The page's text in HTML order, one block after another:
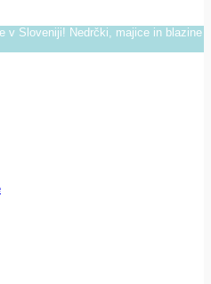
v Sloveniji! Nedrčki, majice in blazine